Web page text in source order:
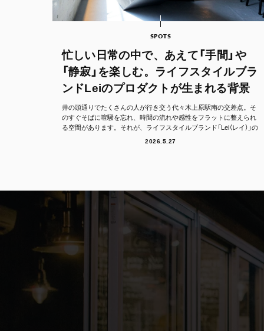
SPOTS
忙しい日常の中で、あえて「手間」や
「静寂」を楽しむ。ライフスタイルブラ
ンドLeiのプロダクトが生まれる背景
井の頭通りでたくさんの人が行き交う代々木上原駅南の交差点。そ
のすぐそばに喧騒を忘れ、時間の流れや感性をフラットに整えられ
る空間があります。それが、ライフスタイルブランド「Lei（レイ）」の
2026.5.27